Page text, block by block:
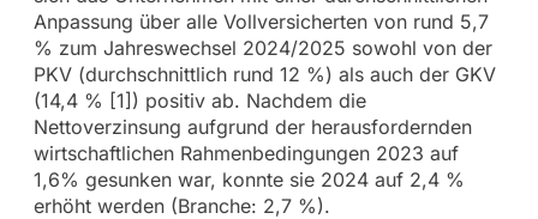
Anpassung über alle Vollversicherten von rund 5,7
% zum Jahreswechsel 2024/2025 sowohl von der
PKV (durchschnittlich rund 12 %) als auch der GKV
(14,4 % [1]) positiv ab. Nachdem die
Nettoverzinsung aufgrund der herausfordernden
wirtschaftlichen Rahmenbedingungen 2023 auf
1,6% gesunken war, konnte sie 2024 auf 2,4 %
erhöht werden (Branche: 2,7 %).